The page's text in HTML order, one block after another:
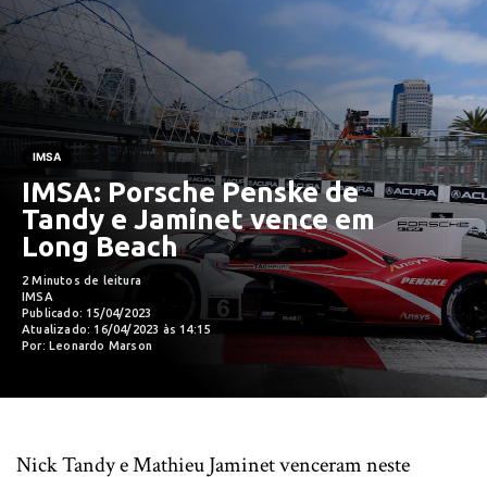
IMSA
IMSA: Porsche Penske de
Tandy e Jaminet vence em
Long Beach
2 Minutos de leitura
IMSA
Publicado: 15/04/2023
Atualizado: 16/04/2023 às 14:15
Por: Leonardo Marson
Nick Tandy e Mathieu Jaminet venceram neste